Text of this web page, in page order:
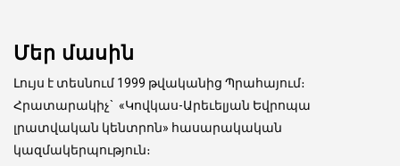
Մեր մասին
Լույս է տեսնում 1999 թվականից Պրահայում։
Հրատարակիչ` «Կովկաս-Արեւելյան Եվրոպա
լրատվական կենտրոն» հասարակական
կազմակերպություն։